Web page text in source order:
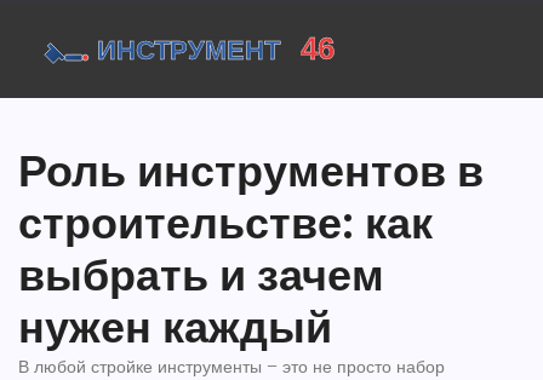
Роль инструментов в
строительстве: как
выбрать и зачем
нужен каждый
В любой стройке инструменты – это не просто набор